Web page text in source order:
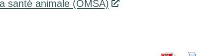
santé animale (OMSA)